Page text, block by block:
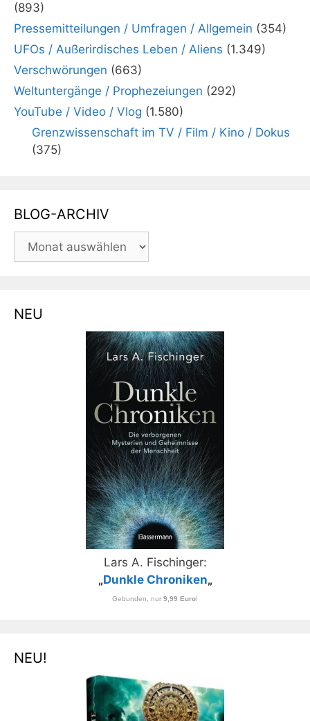
(893)
Pressemitteilungen / Umfragen / Allgemein (354)
UFOs / Außerirdisches Leben / Aliens (1.349)
Verschwörungen (663)
Weltuntergänge / Prophezeiungen (292)
YouTube / Video / Vlog (1.580)
Grenzwissenschaft im TV / Film / Kino / Dokus
(375)
BLOG-ARCHIV
BLOG-
NEU
Lars A. Fischinger:
„Dunkle Chroniken„
Gebunden, nur 9,99 Euro!
NEU!